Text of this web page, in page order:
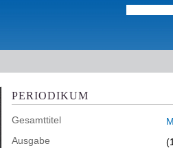
PERIODIKUM
Gesamttitel
Ausgabe